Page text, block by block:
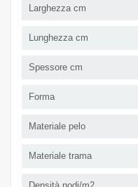
Larghezza cm
Lunghezza cm
Spessore cm
Forma
Materiale pelo
Materiale trama